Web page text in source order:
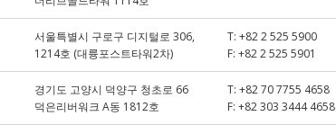
서울특별시 구로구 디지털로 306,
1214호 (대륭포스트타워2차)
T:+82 2 525 5900
F:+82 2 525 5901
경기도 고양시 덕양구 청초로 66
덕은리버워크 A동 1812호
T:+82 70 7755 4658
F:+82 303 3444 4658